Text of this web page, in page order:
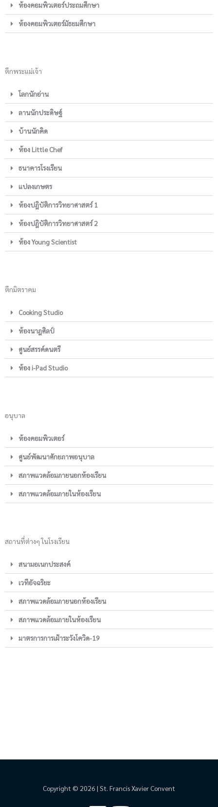
ห้องคอมพิวเตอร์ประถมศึกษา
ห้องคอมพิวเตอร์มัธยมศึกษา
ตึกพระแม่เจ้า
โลกนักอ่าน
ลานนักประดิษฐ์
บ้านนักคิด
ห้อง Little Chef
ธนาคารโรงเรียน
แปลงเกษตร
ห้องปฎิบัติการวิทยาศาสตร์ 1
ห้องปฎิบัติการวิทยาศาสตร์ 2
ห้อง Young Scientist
ตึกมิตราคม
Cooking Studio
ห้องนาฎศิลป์
ศูนย์สรรค์ดนตรี
ห้อง i-Pad Studio
อนุบาล
ห้องคอมพิวเตอร์
ศูนย์พัฒนาศักยภาพอนุบาล
สภาพแวดล้อมภายนอกห้องเรียน
สภาพแวดล้อมภายในห้องเรียน
สถานที่ต่างๆ ในโรงเรียน
สนามอเนกประสงค์
เวทีอัจฉริยะ
สภาพแวดล้อมภายนอกห้องเรียน
สภาพแวดล้อมภายในห้องเรียน
มาตรการการเฝ้าระวังโควิด-19
Copyright © 2026 | St. Francis Xavier Convent